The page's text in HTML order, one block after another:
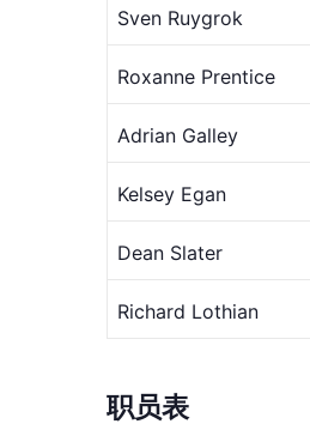
Sven Ruygrok
Roxanne Prentice
Adrian Galley
Kelsey Egan
Dean Slater
Richard Lothian
职员表